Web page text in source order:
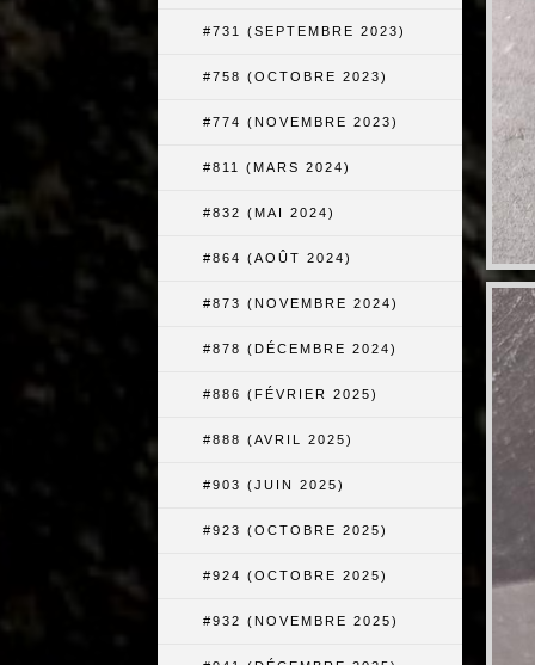
#731 (SEPTEMBRE 2023)
#758 (OCTOBRE 2023)
#774 (NOVEMBRE 2023)
#811 (MARS 2024)
#832 (MAI 2024)
#864 (AOÛT 2024)
#873 (NOVEMBRE 2024)
#878 (DÉCEMBRE 2024)
#886 (FÉVRIER 2025)
#888 (AVRIL 2025)
#903 (JUIN 2025)
#923 (OCTOBRE 2025)
#924 (OCTOBRE 2025)
#932 (NOVEMBRE 2025)